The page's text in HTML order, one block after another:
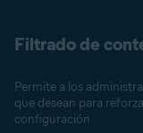
Filtrado de
Permite a los
que desean para
configuración